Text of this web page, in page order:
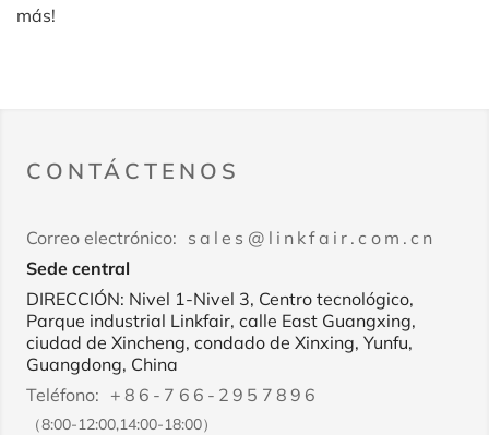
más!
CONTÁCTENOS
Correo electrónico: sales@linkfair.com.cn
Sede central
DIRECCIÓN: Nivel 1-Nivel 3, Centro tecnológico,
Parque industrial Linkfair, calle East Guangxing,
ciudad de Xincheng, condado de Xinxing, Yunfu,
Guangdong, China
Teléfono: +86-766-2957896
（8:00-12:00,14:00-18:00）